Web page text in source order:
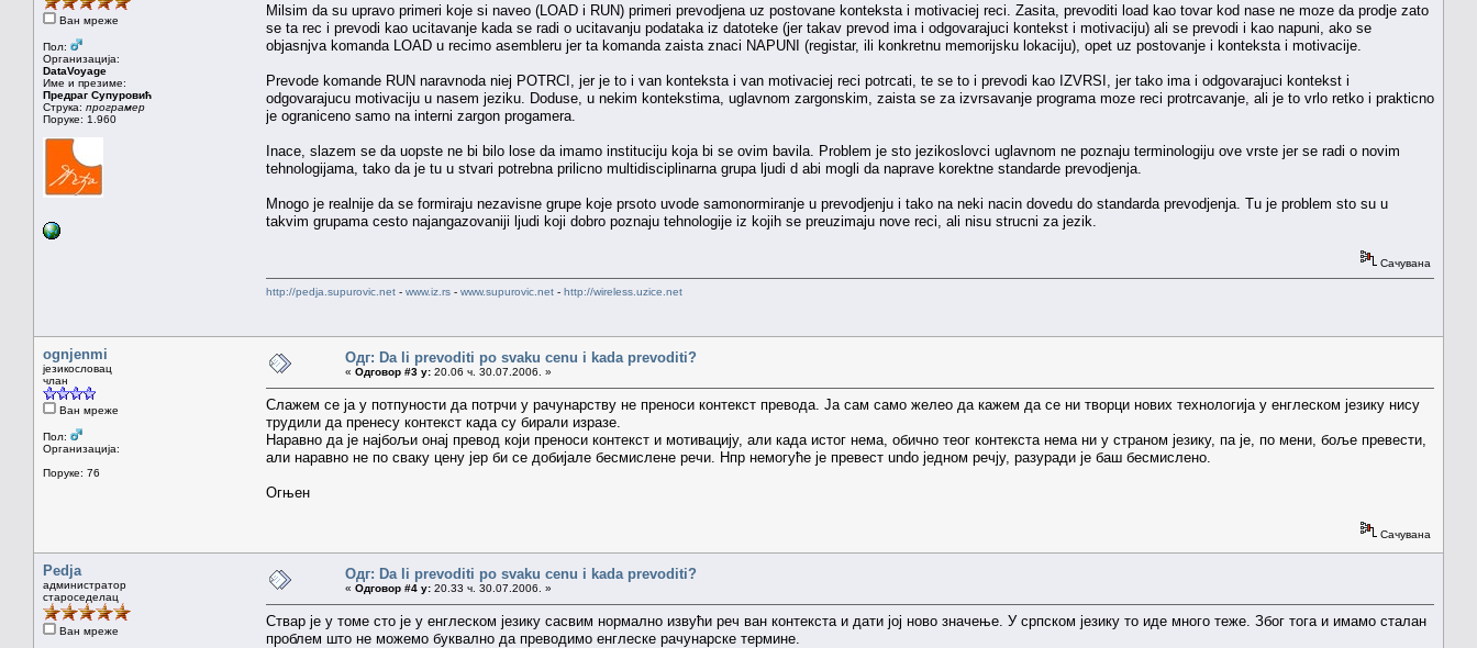
Ван мреже
Пол:
Организација:
DataVoyage
Име и презиме:
Предраг Супуровић
Струка: програмер
Поруке: 1.960
Milsim da su upravo primeri koje si naveo (LOAD i RUN) primeri prevodjena uz postovane konteksta i motivaciej reci. Zasita, prevoditi load kao tovar kod nase ne moze da prodje zato
se ta rec i prevodi kao ucitavanje kada se radi o ucitavanju podataka iz datoteke (jer takav prevod ima i odgovarajuci kontekst i motivaciju) ali se prevodi i kao napuni, ako se
objasnjva komanda LOAD u recimo asembleru jer ta komanda zaista znaci NAPUNI (registar, ili konkretnu memorijsku lokaciju), opet uz postovanje i konteksta i motivacije.
Prevode komande RUN naravnoda niej POTRCI, jer je to i van konteksta i van motivaciej reci potrcati, te se to i prevodi kao IZVRSI, jer tako ima i odgovarajuci kontekst i
odgovarajucu motivaciju u nasem jeziku. Doduse, u nekim kontekstima, uglavnom zargonskim, zaista se za izvrsavanje programa moze reci protrcavanje, ali je to vrlo retko i prakticno
je ograniceno samo na interni zargon progamera.
Inace, slazem se da uopste ne bi bilo lose da imamo instituciju koja bi se ovim bavila. Problem je sto jezikoslovci uglavnom ne poznaju terminologiju ove vrste jer se radi o novim
tehnologijama, tako da je tu u stvari potrebna prilicno multidisciplinarna grupa ljudi d abi mogli da naprave korektne standarde prevodjenja.
Mnogo je realnije da se formiraju nezavisne grupe koje prsoto uvode samonormiranje u prevodjenju i tako na neki nacin dovedu do standarda prevodjenja. Tu je problem sto su u
takvim grupama cesto najangazovaniji ljudi koji dobro poznaju tehnologije iz kojih se preuzimaju nove reci, ali nisu strucni za jezik.
Сачувана
http://pedja.supurovic.net - www.iz.rs - www.supurovic.net - http://wireless.uzice.net
ognjenmi
језикословац
члан
Ван мреже
Пол:
Организација:
Поруке: 76
Одг: Da li prevoditi po svaku cenu i kada prevoditi?
« Одговор #3 у: 20.06 ч. 30.07.2006. »
Слажем се ја у потпуности да потрчи у рачунарству не преноси контекст превода. Ја сам само желео да кажем да се ни творци нових технологија у енглеском језику нису
трудили да пренесу контекст када су бирали изразе.
Наравно да је најбољи онај превод који преноси контекст и мотивацију, али када истог нема, обично теог контекста нема ни у страном језику, па је, по мени, боље превести,
али наравно не по сваку цену јер би се добијале бесмислене речи. Нпр немогуће је превест undo једном речју, разуради је баш бесмислено.
Огњен
Сачувана
Pedja
администратор
староседелац
Ван мреже
Одг: Da li prevoditi po svaku cenu i kada prevoditi?
« Одговор #4 у: 20.33 ч. 30.07.2006. »
Ствар је у томе сто је у енглеском језику сасвим нормално извући реч ван контекста и дати јој ново значење. У српском језику то иде много теже. Због тога и имамо сталан
проблем што не можемо буквално да преводимо енглеске рачунарске термине.